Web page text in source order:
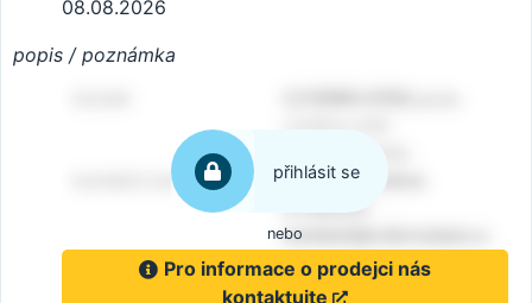
08.08.2026
popis / poznámka
přihlásit se
nebo
Pro informace o prodejci nás
kontaktujte